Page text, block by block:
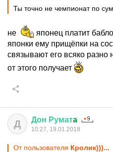
Ты точно не чемпионат по
не
японец платит
японки ему прищёпки на
связывают его всяко разно
от этого получает
Д Дон Руматa
10:27, 19.01.2018
От пользователя Кролик)))...